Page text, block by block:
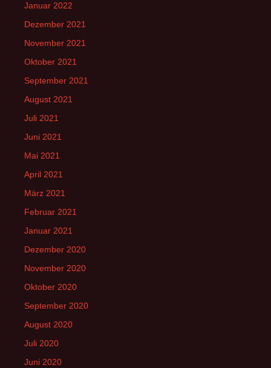
Januar 2022
Dezember 2021
November 2021
Oktober 2021
September 2021
August 2021
Juli 2021
Juni 2021
Mai 2021
April 2021
März 2021
Februar 2021
Januar 2021
Dezember 2020
November 2020
Oktober 2020
September 2020
August 2020
Juli 2020
Juni 2020